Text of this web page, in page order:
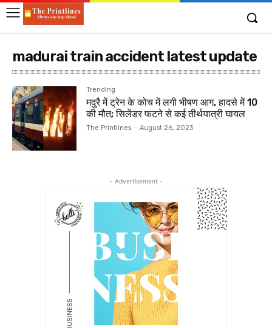
madurai train accident latest update
Trending
मदुरै में ट्रेन के कोच में लगी भीषण आग, हादसे में 10
की मौत; सिलेंडर फटने से कई तीर्थयात्री घायल
The Printlines - August 26, 2023
- Advertisement -